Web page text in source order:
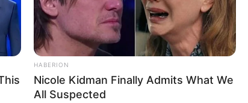
HABERION
Nicole Kidman Finally Admits What We
All Suspected